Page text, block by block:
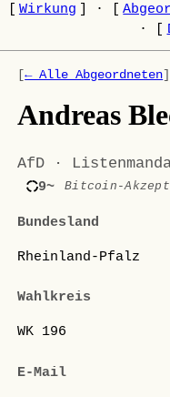
Wirkung ·
·
[← Alle Abgeordneten]
Andreas
AfD ·
9~ Bitcoin-
Bundesland
Rheinland-Pfalz
Wahlkreis
WK 196
E-Mail